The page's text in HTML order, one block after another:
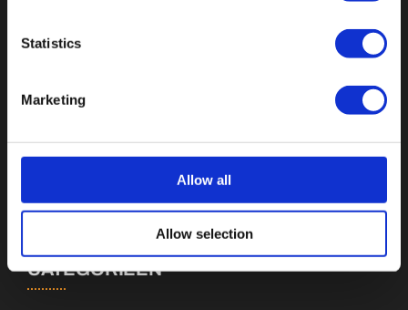
Statistics
Marketing
Allow all
Allow selection
Botnische Golf 9a, 3446CN Woerden
info@vianenonline.nl
+31 (0)34 8407 089
CATEGORIEËN